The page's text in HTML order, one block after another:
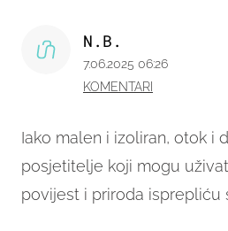
Iako malen i izoliran, otok i
posjetitelje koji mogu
povijest i priroda isprepliću
N.B.
7.06.2025 06:26
KOMENTARI